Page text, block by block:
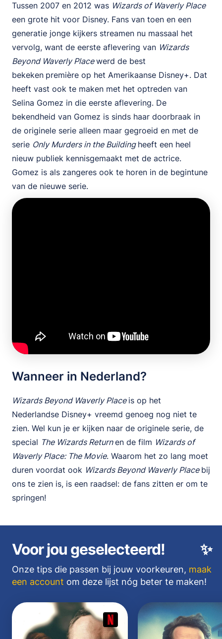
Tussen 2007 en 2012 was Wizards of Waverly Place
een grote hit voor Disney. Fans van toen en een
generatie jonge kijkers streamen nu massaal het
vervolg, want de eerste aflevering van Wizards
Beyond Waverly Placewerd de best
bekeken première op het Amerikaanse Disney+. Dat
heeft vast ook te maken met het optreden van
Selina Gomez in die eerste aflevering. De
bekendheid van Gomez is sinds haar doorbraak in
de originele serie alleen maar gegroeid en met de
serie Only Murders in the Building heeft een heel
nieuw publiek kennisgemaakt met de actrice.
Gomez is als zangeres ook te horen in de begintune
van de nieuwe serie.
Wanneer in Nederland?
Wizards Beyond Waverly Place is op het
Nederlandse Disney+ vreemd genoeg nog niet te
zien. Wel kun je er kijken naar de originele serie, de
special The Wizards Returnen de film Wizards of
Waverly Place: The Movie. Waarom het zo lang moet
duren voordat ook Wizards Beyond Waverly Place bij
ons te zien is, is een raadsel: de fans zitten er om te
springen!
✨
Voor jou geselecteerd!
Onze tips die passen bij jouw voorkeuren, maak
een account om deze lijst nóg beter te maken!